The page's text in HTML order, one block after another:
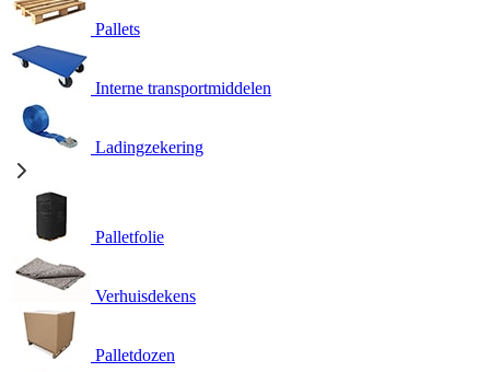
Pallets
Interne transportmiddelen
Ladingzekering
Palletfolie
Verhuisdekens
Palletdozen